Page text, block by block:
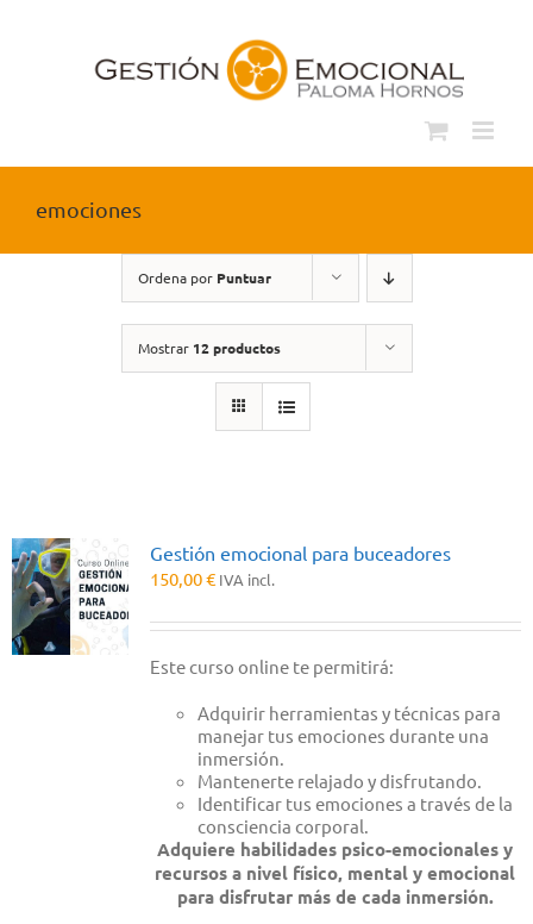
emociones
Ordena por Puntuar
Mostrar 12 productos
Gestión emocional para buceadores
150,00€ IVA incl.
Este curso online te permitirá:
Adquirir herramientas y técnicas para
manejar tus emociones durante una
inmersión.
Mantenerte relajado y disfrutando.
Identificar tus emociones a través de la
consciencia corporal.
Adquiere habilidades psico-emocionales y
recursos a nivel físico, mental y emocional
para disfrutar más de cada inmersión.